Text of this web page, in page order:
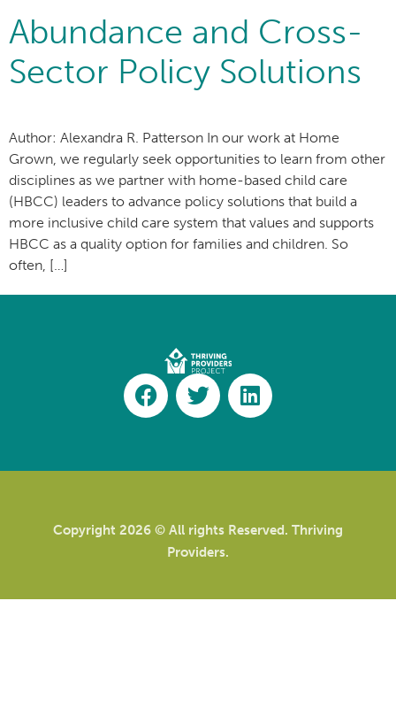
Abundance and Cross-
Sector Policy Solutions
Author: Alexandra R. Patterson In our work at Home
Grown, we regularly seek opportunities to learn from other
disciplines as we partner with home-based child care
(HBCC) leaders to advance policy solutions that build a
more inclusive child care system that values and supports
HBCC as a quality option for families and children. So
often, […]
Copyright 2026 © All rights Reserved. Thriving
Providers.